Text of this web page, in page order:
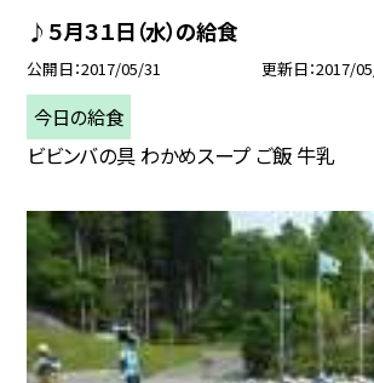
♪５月３１日（水）の給食
公開日 2017/05/31 更新日 2017/
今日の給食
ビビンバの具 わかめスープ ご飯 牛乳